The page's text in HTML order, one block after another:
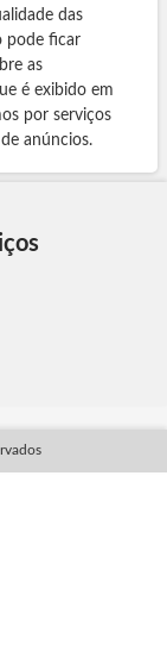
das
pode ficar
as
é exibido em
por serviços
anúncios.